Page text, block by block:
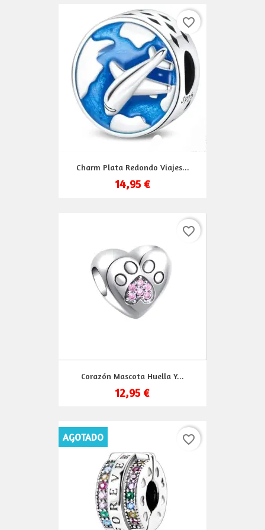
Charm Plata Redondo Viajes...
14,95 €
favorite_border
Corazón Mascota Huella Y...
12,95 €
favorite_border
AGOTADO favorite_border